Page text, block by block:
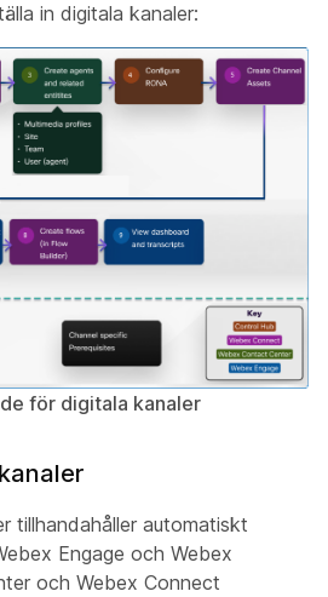
in digitala kanaler:
för digitala kanaler
tillhandahåller automatiskt
Engage och Webex
och Webex Connect